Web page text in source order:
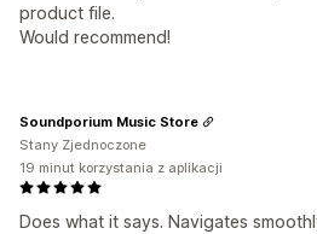
product file.
Would recommend!
Does what it says. Navigates
Soundporium Music Store
Stany Zjednoczone
19 minut korzystania z aplikacji